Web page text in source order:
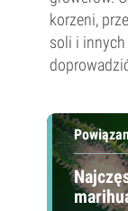
korzeni,
soli i innych